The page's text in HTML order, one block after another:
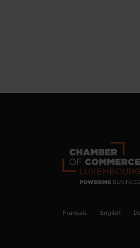
Français English